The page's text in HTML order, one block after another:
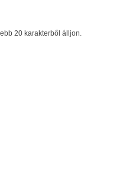
20 karakterből álljon.